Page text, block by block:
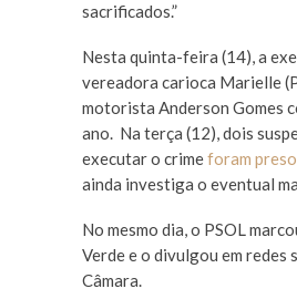
sacrificados.”
Nesta quinta-feira (14), a
vereadora carioca Marielle
motorista Anderson Gomes
ano. Na terça (12), dois
executar o crimeforam
ainda investiga o eventual
No mesmo dia, o PSOL
Verde e o divulgou em redes
Câmara.